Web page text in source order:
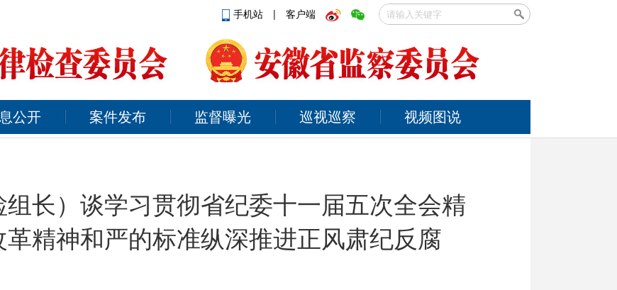
手机站 | 客户端
公开 案件发布 监督曝光 巡视巡察 视频图说
组长）谈学习贯彻省纪委十一届五次全会精
精神和严的标准纵深推进正风肃纪反腐